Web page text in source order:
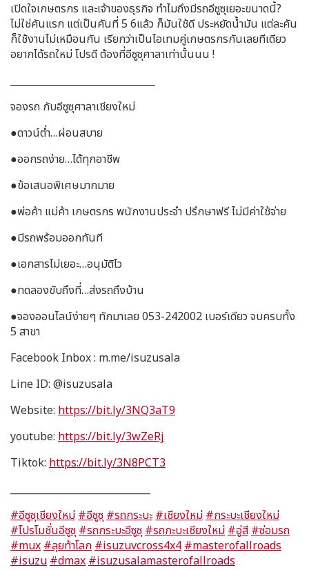
เปิดใจเกษตรกร และเจ้าของธุรกิจ ทำไมถึงมีรถอีซูซุเยอะขนาดนี้?
ไม่ใช่คันแรก แต่เป็นคันที่ 5 6แล้ว ก็มันใช้ดี ประหยัดน้ำมัน แต่ละคัน
ก็ใช้งานไม่เหมือนกัน เรียกว่าเป็นไอเทมคู่เกษตรกรกันเลยทีเดียว
อยากได้รถใหม่ โปรดี ต้องที่อีซูซุศาลาเท่านั้นนน !
______________________________
จองรถ กับอีซูซุศาลาเชียงใหม่
●ดาวน์ต่ำ…ผ่อนสบาย
●ออกรถง่าย…ได้ทุกอาชีพ
●ข้อเสนอพิเศษมากมาย
●พ่อค้า แม่ค้า เกษตรกร พนักงานประจำ ปรึกษาฟรี ไม่มีค่าใช้จ่าย
●มีรถพร้อมออกทันที
●เอกสารไม่เยอะ…อนุมัติไว
●ทดลองขับถึงที่…ส่งรถถึงบ้าน
●จองออนไลน์ง่ายๆ ทักมาเลย 053-242002 เบอร์เดียว จบครบทั้ง
5 สาขา
Facebook Inbox : m.me/isuzusala
Line ID: @isuzusala
Website: https://bit.ly/3NQ3aT9
youtube: https://bit.ly/3wZeRj
Tiktok: https://bit.ly/3N8PCT3
_____________________________
#อีซูซุเชียงใหม่#อีซูซุ#รถกระบะ#เชียงใหม่#กระบะเชียงใหม่
#โปรโมชั่นอีซูซุ#รถกระบะอีซูซุ#รถกะบะเชียงใหม่#อู่สี#ซ่อมรถ
#mux#ลุยท้าโลก#isuzuvcross4x4#masterofallroads
#isuzu#dmax#isuzusalamasterofallroads